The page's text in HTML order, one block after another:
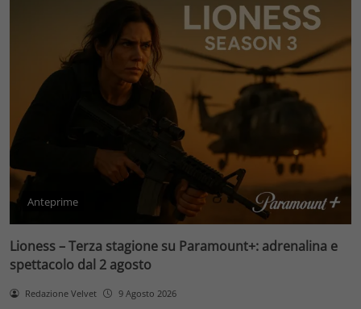
Anteprime
Lioness – Terza stagione su Paramount+: adrenalina e
spettacolo dal 2 agosto
Redazione Velvet 9 Agosto 2026